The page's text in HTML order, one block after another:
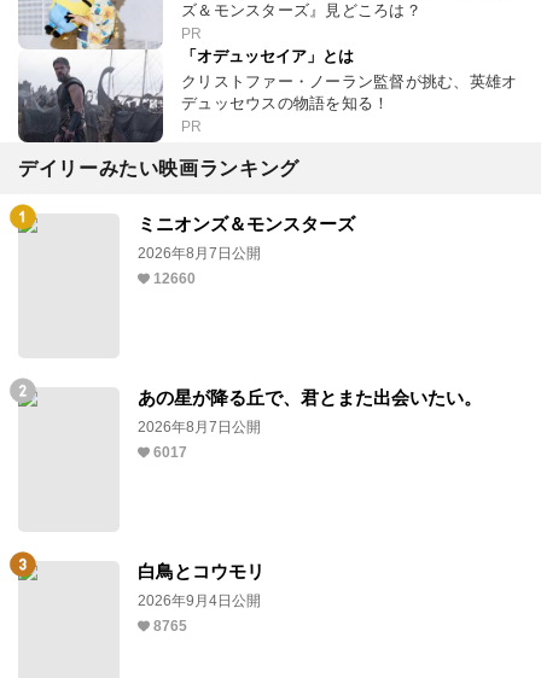
ズ＆モンスターズ』見どころは？
PR
「オデュッセイア」とは
クリストファー・ノーラン監督が挑む、英雄オ
デュッセウスの物語を知る！
PR
デイリーみたい映画ランキング
ミニオンズ＆モンスターズ
2026年8月7日公開
12660
あの星が降る丘で、君とまた出会いたい。
2026年8月7日公開
6017
白鳥とコウモリ
2026年9月4日公開
8765